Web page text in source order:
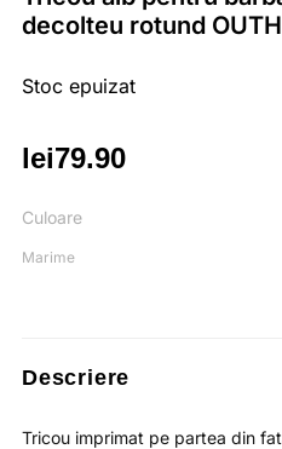
decolteu rotund
lei79.90
Culoare
Marime
Stoc epuizat
Descriere
Tricou imprimat pe partea din